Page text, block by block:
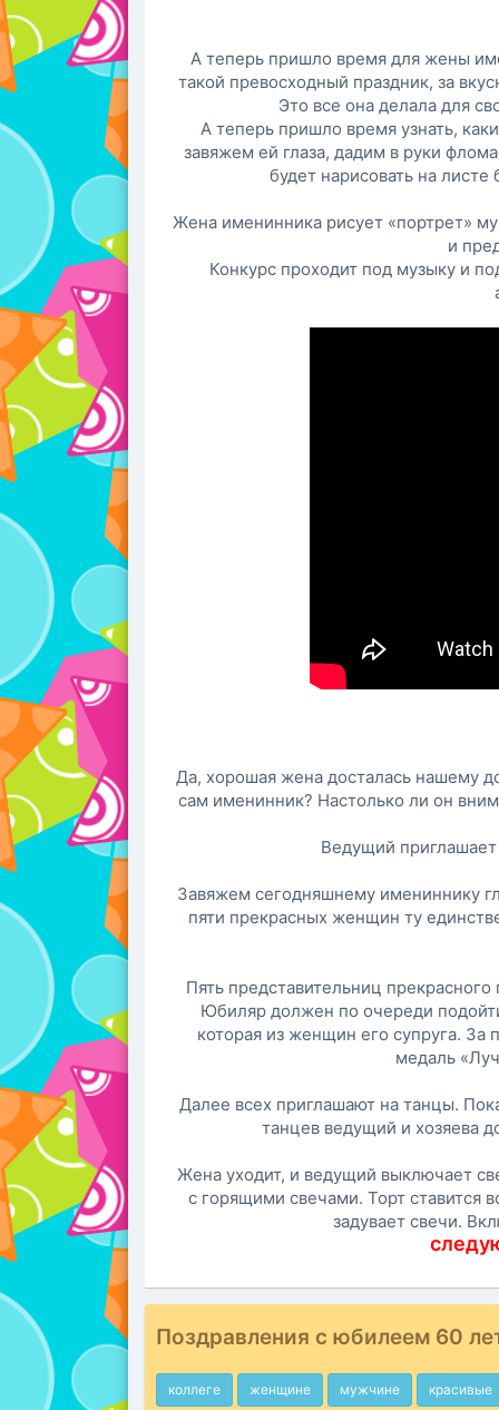
А теперь пришло время для жены
такой превосходный праздник, за
Это все она делала для
А теперь пришло время узнать,
завяжем ей глаза, дадим в руки
будет нарисовать на
Жена именинника рисует «портрет»
и
Конкурс проходит под музыку и
Да, хорошая жена досталась нашему
сам именинник? Настолько ли он
Ведущий
Завяжем сегодняшнему имениннику
пяти прекрасных женщин ту
Пять представительниц
Юбиляр должен по очереди
которая из женщин его супруга. За
медаль
Далее всех приглашают на танцы.
танцев ведущий и хозяева
Жена уходит, и ведущий выключает
с горящими свечами. Торт ставится
задувает свечи.
Поздравления с юбилеем 60
коллеге женщине мужчине красивые